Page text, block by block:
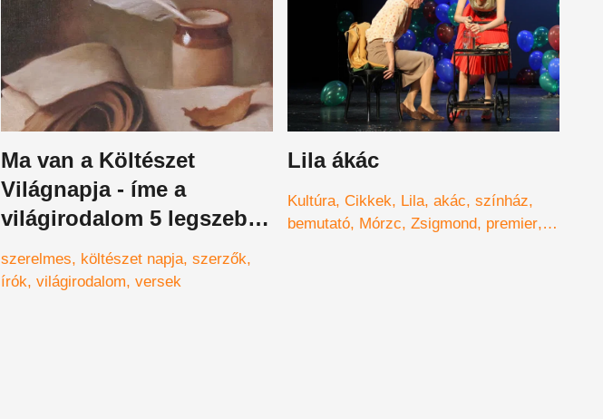
Ma van a Költészet
Világnapja - íme a
világirodalom 5 legszebb
szerelmes verse
szerelmes költészet napja szerzők
írók világirodalom versek
Lila ákác
Kultúra Cikkek Lila akác színház
bemutató Mórzc Zsigmond premier